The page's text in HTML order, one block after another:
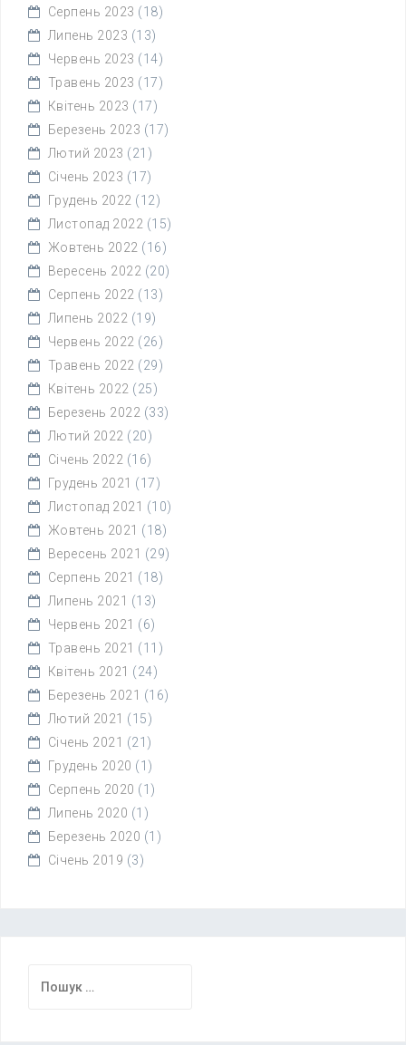
Серпень 2023 (18)
Липень 2023 (13)
Червень 2023 (14)
Травень 2023 (17)
Квітень 2023 (17)
Березень 2023 (17)
Лютий 2023 (21)
Січень 2023 (17)
Грудень 2022 (12)
Листопад 2022 (15)
Жовтень 2022 (16)
Вересень 2022 (20)
Серпень 2022 (13)
Липень 2022 (19)
Червень 2022 (26)
Травень 2022 (29)
Квітень 2022 (25)
Березень 2022 (33)
Лютий 2022 (20)
Січень 2022 (16)
Грудень 2021 (17)
Листопад 2021 (10)
Жовтень 2021 (18)
Вересень 2021 (29)
Серпень 2021 (18)
Липень 2021 (13)
Червень 2021 (6)
Травень 2021 (11)
Квітень 2021 (24)
Березень 2021 (16)
Лютий 2021 (15)
Січень 2021 (21)
Грудень 2020 (1)
Серпень 2020 (1)
Липень 2020 (1)
Березень 2020 (1)
Січень 2019 (3)